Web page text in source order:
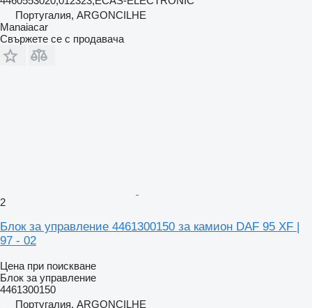
Португалия, ARGONCILHE
Manaiacar
Свържете се с продавача
2
Блок за управление 4461300150 за камион DAF 95 XF |
97 - 02
Цена при поискване
Блок за управление
4461300150
Португалия, ARGONCILHE